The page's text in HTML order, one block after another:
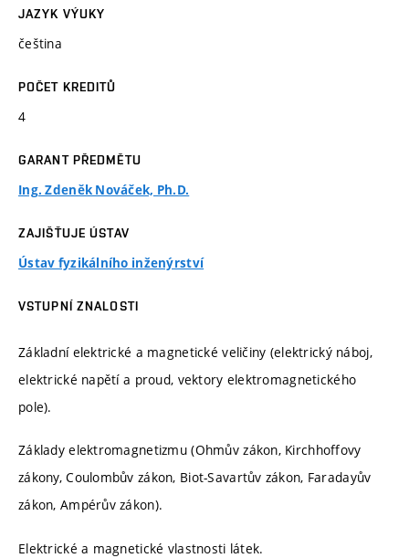
JAZYK VÝUKY
čeština
POČET KREDITŮ
4
GARANT PŘEDMĚTU
Ing. Zdeněk Nováček, Ph.D.
ZAJIŠŤUJE ÚSTAV
Ústav fyzikálního inženýrství
VSTUPNÍ ZNALOSTI
Základní elektrické a magnetické veličiny (elektrický náboj,
elektrické napětí a proud, vektory elektromagnetického
pole).
Základy elektromagnetizmu (Ohmův zákon, Kirchhoffovy
zákony, Coulombův zákon, Biot-Savartův zákon, Faradayův
zákon, Ampérův zákon).
Elektrické a magnetické vlastnosti látek.